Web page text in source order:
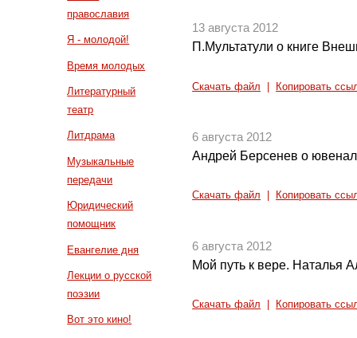
православия
Я - молодой!
Время молодых
Литературный
театр
Литдрама
Музыкальные
передачи
Юридический
помощник
Евангелие дня
Лекции о русской
поэзии
Вот это кино!
13 августа 2012
П.Мультатули о книге
Скачать файл Копировать
6 августа 2012
Андрей Берсенев о
Скачать файл Копировать
6 августа 2012
Мой путь к вере. Наталья
Скачать файл Копировать